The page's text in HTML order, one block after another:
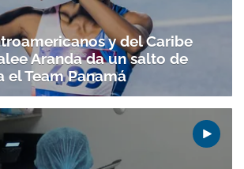
y del Caribe
Aranda da un salto de
el Team Panamá